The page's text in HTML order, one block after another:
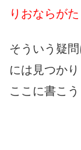
りおならが
そういう疑
には見つか
ここに書こう